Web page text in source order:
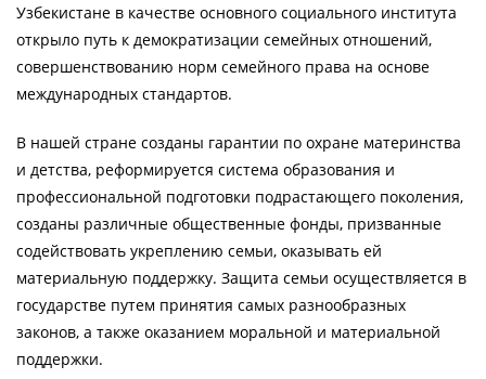
Узбекистане в качестве основного социального института
открыло путь к демократизации семейных отношений,
совершенствованию норм семейного права на основе
международных стандартов.
В нашей стране созданы гарантии по охране материнства
и детства, реформируется система образования и
профессиональной подготовки подрастающего поколения,
созданы различные общественные фонды, призванные
содействовать укреплению семьи, оказывать ей
материальную поддержку. Защита семьи осуществляется в
государстве путем принятия самых разнообразных
законов, а также оказанием моральной и материальной
поддержки.